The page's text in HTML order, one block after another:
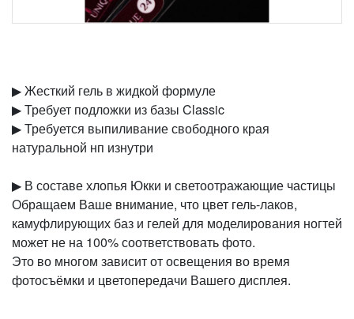
▶︎ Жесткий гель в жидкой формуле
▶︎ Требует подложки из базы Classic
▶︎ Требуется выпиливание свободного края
натуральной нп изнутри
▶︎ В составе хлопья Юкки и светоотражающие частицы
Обращаем Ваше внимание, что цвет гель-лаков,
камуфлирующих баз и гелей для моделирования ногтей
может не на 100% соответствовать фото.
Это во многом зависит от освещения во время
фотосъёмки и цветопередачи Вашего дисплея.